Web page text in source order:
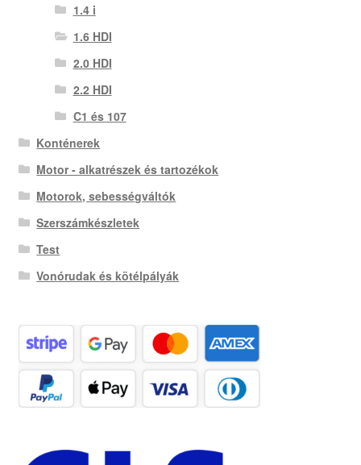
1.4 i
1.6 HDI
2.0 HDI
2.2 HDI
C1 és 107
Konténerek
Motor - alkatrészek és tartozékok
Motorok, sebességváltók
Szerszámkészletek
Test
Vonórudak és kötélpályák